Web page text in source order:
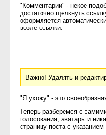
"Комментарии" - некое
достаточно щелкнуть
оформляется
возле ссылки.
Важно! Удалять и
"Я ухожу" - это
Теперь разберемся с
голосования, аватары и
страницу поста с